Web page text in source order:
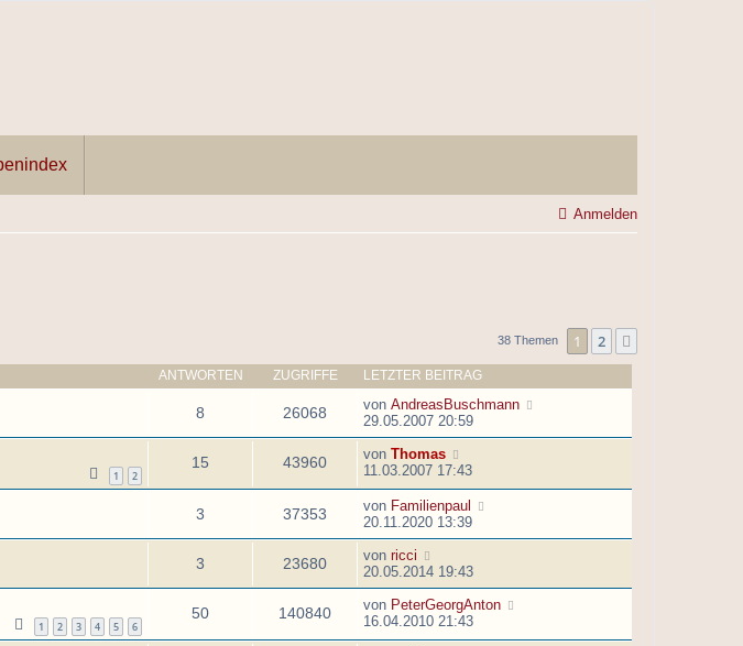
Anmelden
38 Themen 1 2
ANTWORTEN ZUGRIFFE LETZTER BEITRAG
8 26068 von AndreasBuschmann
29.05.2007 20:59
1 2
15 43960 von Thomas
11.03.2007 17:43
3 37353 von Familienpaul
20.11.2020 13:39
3 23680 von ricci
20.05.2014 19:43
1 2 3 4 5 6
50 140840 von PeterGeorgAnton
16.04.2010 21:43